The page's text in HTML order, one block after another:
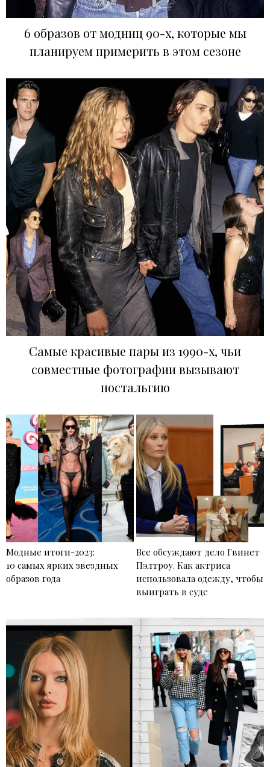
6 образов от модниц 90-х, которые мы
планируем примерить в этом сезоне
Самые красивые пары из 1990-х, чьи
совместные фотографии вызывают
ностальгию
Модные итоги-2023:
10 самых ярких звездных
образов года
Все обсуждают дело Гвинет
Пэлтроу. Как актриса
использовала одежду, чтобы
выиграть в суде